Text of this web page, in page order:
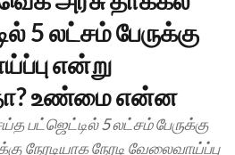
5 லட்சம் பேருக்கு
என்று
உண்மை என்ன
பட்ஜெட்டில் 5 லட்சம் பேருக்கு
நேரடியாக நேரடி வேலைவாய்ப்பு